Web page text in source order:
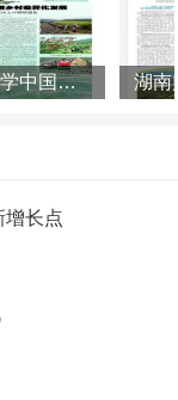
史坐
25
湖南师范大学中国乡村振兴研究院课题组:突出地域特色 推进乡村
增长点